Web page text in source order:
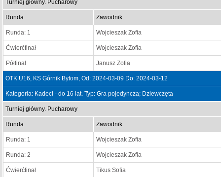
Turniej główny. Pucharowy
Runda Zawodnik
Runda: 1 Wojcieszak Zofia
Ćwierćfinał Wojcieszak Zofia
Półfinał Janusz Zofia
OTK U16, KS Górnik Bytom, Od: 2024-03-09 Do: 2024-03-12
Kategoria: Kadeci - do 16 lat. Typ: Gra pojedyncza; Dziewczęta
Turniej główny. Pucharowy
Runda Zawodnik
Runda: 1 Wojcieszak Zofia
Runda: 2 Wojcieszak Zofia
Ćwierćfinał Tikus Sofia